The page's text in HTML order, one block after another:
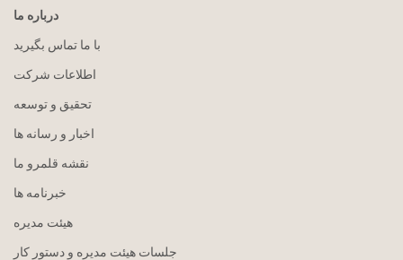
درباره ما
با ما تماس بگیرید
اطلاعات شرکت
تحقیق و توسعه
اخبار و رسانه ها
نقشه قلمرو ما
خبرنامه ها
هيئت مدیره
جلسات هیئت مدیره و دستور کار